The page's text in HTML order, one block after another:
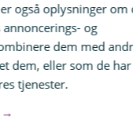
også oplysninger om
og
dem med
dem, eller som de har
tjenester.
→